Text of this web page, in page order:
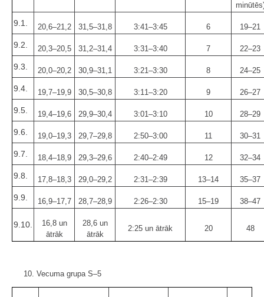
9.1. 20,6–21,2 31,5–31,8 3:41–3:45 6 19–21
9.2. 20,3–20,5 31,2–31,4 3:31–3:40 7 22–23
9.3. 20,0–20,2 30,9–31,1 3:21–3:30 8 24–25
9.4. 19,7–19,9 30,5–30,8 3:11–3:20 9 26–27
9.5. 19,4–19,6 29,9–30,4 3:01–3:10 10 28–29
9.6. 19,0–19,3 29,7–29,8 2:50–3:00 11 30–31
9.7. 18,4–18,9 29,3–29,6 2:40–2:49 12 32–34
9.8. 17,8–18,3 29,0–29,2 2:31–2:39 13–14 35–37
9.9. 16,9–17,7 28,7–28,9 2:26–2:30 15–19 38–47
9.10.
16,8 un
ātrāk
28,6 un
ātrāk
2:25 un ātrāk 20 48
10. Vecuma grupa S–5